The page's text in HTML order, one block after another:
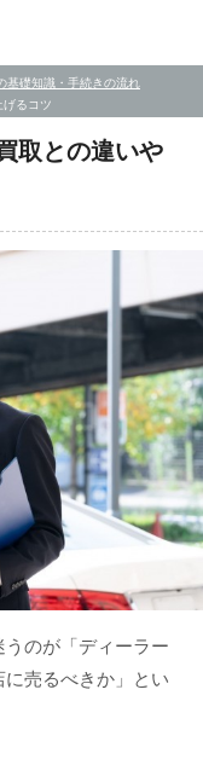
基礎知識・手続きの流れ
るコツ
取との違いや
のが「ディーラー
売るべきか」とい